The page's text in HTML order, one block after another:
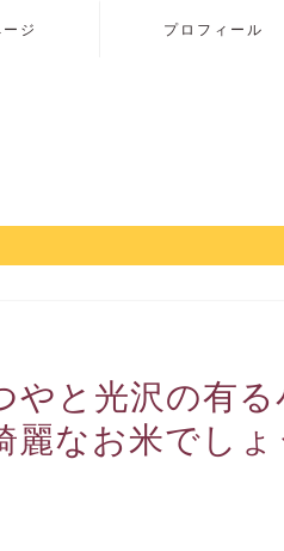
ジ プロフィール
やと光沢の有
麗なお米でしょ